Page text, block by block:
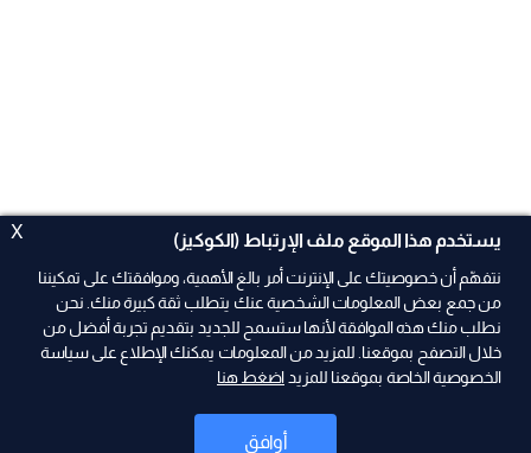
X يستخدم هذا الموقع ملف الإرتباط (الكوكيز)
نتفهّم أن خصوصيتك على الإنترنت أمر بالغ الأهمية، وموافقتك على تمكيننا
من جمع بعض المعلومات الشخصية عنك يتطلب ثقة كبيرة منك. نحن
نطلب منك هذه الموافقة لأنها ستسمح للجديد بتقديم تجربة أفضل من
خلال التصفح بموقعنا. للمزيد من المعلومات يمكنك الإطلاع على سياسة
الخصوصية الخاصة بموقعنا للمزيد اضغط هنا
أوافق
ad